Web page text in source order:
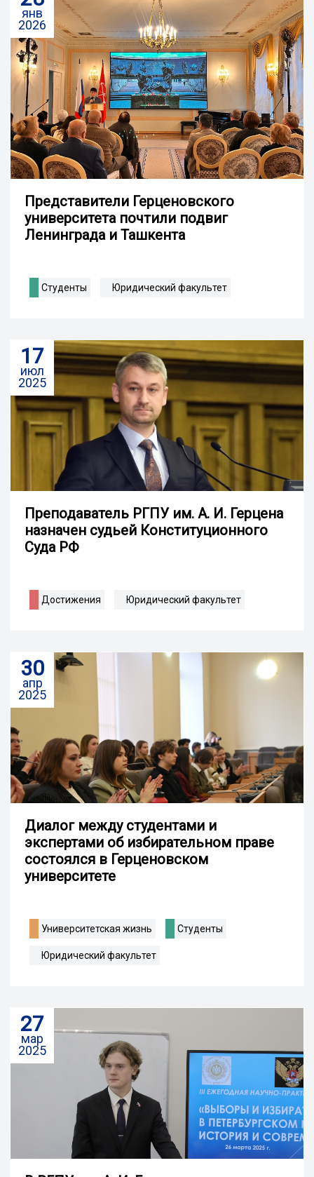
янв
2026
Представители Герценовского
университета почтили подвиг
Ленинграда и Ташкента
Студенты Юридический факультет
17
июл
2025
Преподаватель РГПУ им. А. И. Герцена
назначен судьей Конституционного
Суда РФ
Достижения Юридический факультет
30
апр
2025
Диалог между студентами и
экспертами об избирательном праве
состоялся в Герценовском
университете
Университетская жизнь Студенты
Юридический факультет
27
мар
2025